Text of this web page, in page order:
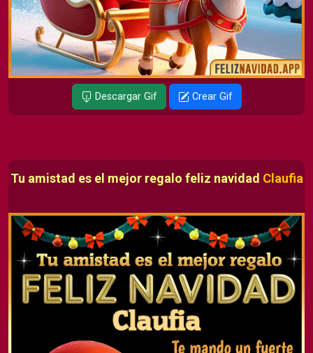
Descargar Gif Crear Gif
Tu amistad es el mejor regalo feliz navidad Claufia